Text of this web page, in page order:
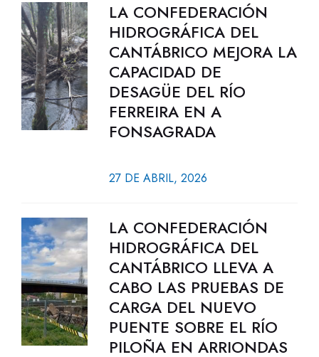
LA CONFEDERACIÓN
HIDROGRÁFICA DEL
CANTÁBRICO MEJORA LA
CAPACIDAD DE
DESAGÜE DEL RÍO
FERREIRA EN A
FONSAGRADA
27 DE ABRIL, 2026
LA CONFEDERACIÓN
HIDROGRÁFICA DEL
CANTÁBRICO LLEVA A
CABO LAS PRUEBAS DE
CARGA DEL NUEVO
PUENTE SOBRE EL RÍO
PILOÑA EN ARRIONDAS